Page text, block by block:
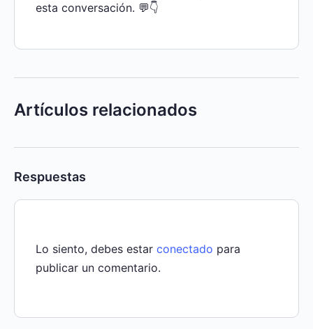
esta conversación. 💬👇
Artículos relacionados
Respuestas
Lo siento, debes estar conectado para
publicar un comentario.